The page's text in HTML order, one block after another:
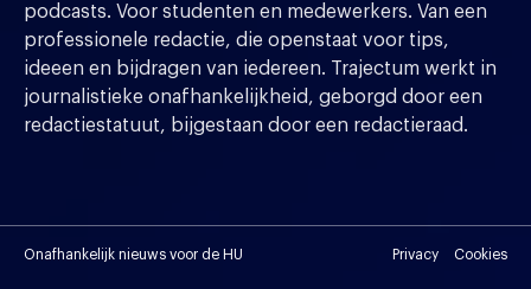
podcasts. Voor studenten en medewerkers. Van een
professionele redactie, die openstaat voor tips,
ideeen en bijdragen van iedereen. Trajectum werkt in
journalistieke onafhankelijkheid, geborgd door een
redactiestatuut, bijgestaan door een redactieraad.
Onafhankelijk nieuws voor de HU Privacy Cookies